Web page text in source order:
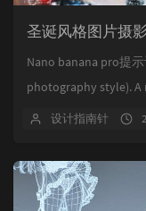
圣诞风格图片摄
Nano banana pro提
photography style). A
设计指南针